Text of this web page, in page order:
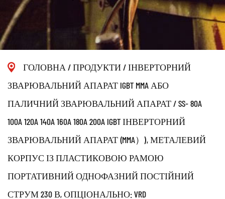
ГОЛОВНА /ПРОДУКТИ/ІНВЕРТОРНИЙ
ЗВАРЮВАЛЬНИЙ АПАРАТ IGBT MMA АБО
ПАЛИЧНИЙ ЗВАРЮВАЛЬНИЙ АПАРАТ/SS- 80A
100A 120A 140A 160A 180A 200A IGBT ІНВЕРТОРНИЙ
ЗВАРЮВАЛЬНИЙ АПАРАТ (MMA）), МЕТАЛЕВИЙ
КОРПУС ІЗ ПЛАСТИКОВОЮ РАМОЮ
ПОРТАТИВНИЙ ОДНОФАЗНИЙ ПОСТІЙНИЙ
СТРУМ 230 В, ОПЦІОНАЛЬНО: VRD